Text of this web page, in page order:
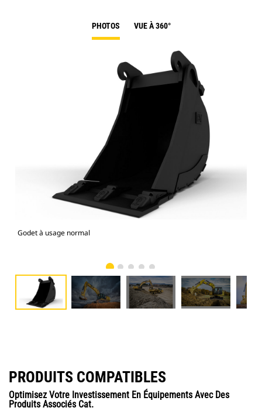
PHOTOS VUE À 360°
Godet à usage normal
PRODUITS COMPATIBLES
Optimisez Votre Investissement En Équipements Avec Des
Produits Associés Cat.